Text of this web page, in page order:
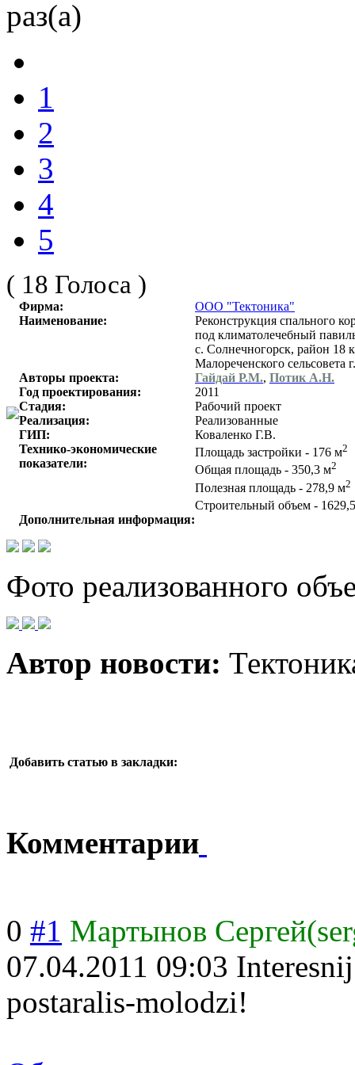
раз(а)
1
2
3
4
5
( 18 Голоса )
Фирма:
ООО "Тектоника"
Наименование:
Реконструкция спального
под климатолечебный
с. Солнечногорск, район 18
Малореченского
Авторы проекта:
Гайдай Р.М., Потик А.Н.
Год проектирования:
2011
Стадия:
Рабочий проект
Реализация:
Реализованные
ГИП:
Коваленко Г.В.
Технико-экономические
показатели:
Площадь застройки - 176 м2
Общая площадь - 350,3 м2
Полезная площадь - 278,9 м2
Строительный объем -
Дополнительная информация:
Фото реализованного
Автор новости:
Добавить статью в закладки:
Комментарии
0 #1 Мартынов
07.04.2011 09:03
postaralis-molodzi!